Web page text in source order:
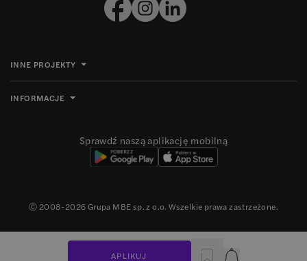
APLIKUJ
INNE PROJEKTY
INFORMACJE
Sprawdź naszą aplikację mobilną
Ⓒ 2008-2026Grupa MBE sp. z o.o. Wszelkie prawa zastrzeżone.